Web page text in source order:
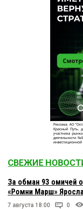
СВЕЖИЕ
За обман 93 омичей
«Ромни Марш»
7 августа 18:00 0